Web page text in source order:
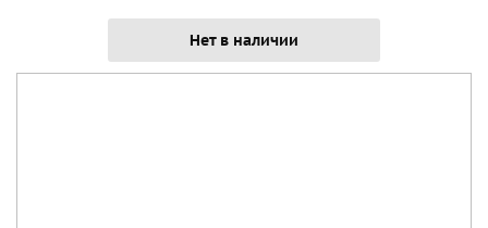
Нет в наличии